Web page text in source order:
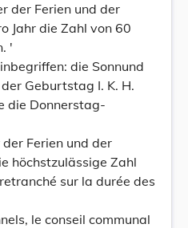
der Ferien und der
Jahr die Zahl von 60
'
die Sonnund
Geburtstag I. K. H.
die Donnerstag-
Ferien und der
höchstzulässige Zahl
sur la durée des
le conseil communal